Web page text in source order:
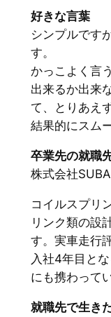
好きな言葉
シンプルです
す。
かっこよく言
出来るか出来
て、とりあえ
結果的にスム
卒業先の就職
株式会社
コイルスプリ
リンク類の設
す。実車走行
入社4年目と
にも携わって
就職先で生き